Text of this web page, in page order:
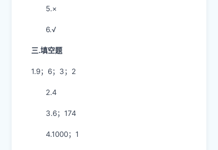
5.×
6.√
三.填空题
1.9；6；3；2
2.4
3.6；174
4.1000；1